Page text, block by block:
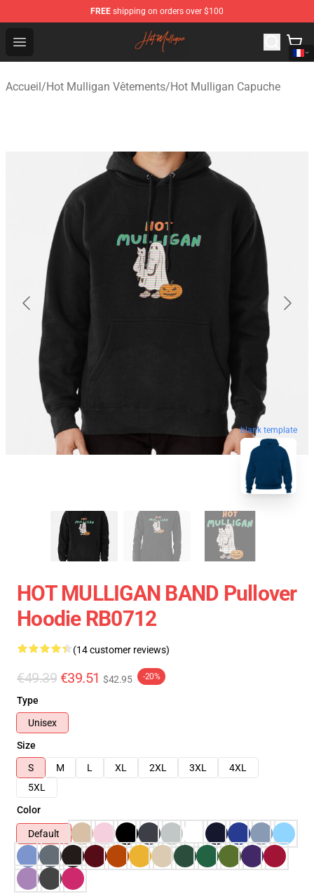
FREE shipping on orders over $100
Open menu
Hot Mulligan Shop - Official Hot Mulligan Merchandise
Accueil/Hot Mulligan Vêtements/Hot Mulligan Capuche
blank template
HOT MULLIGAN BAND Pullover
Hoodie RB0712
(14 customer reviews)
€49.39 €39.51 $42.95 -20%
Type
Unisex
Size
S
M L XL 2XL 3XL
4XL
5XL
Color
Default